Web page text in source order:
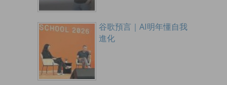
谷歌預言｜AI明年懂自我
進化